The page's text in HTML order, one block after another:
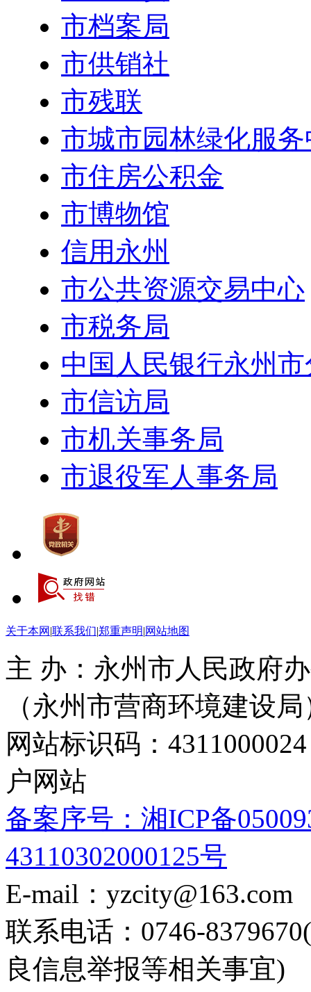
市档案局
市供销社
市残联
市城市园林绿化服
市住房公积金
市博物馆
信用永州
市公共资源交易中心
市税务局
中国人民银行永州
市信访局
市机关事务局
市退役军人事务局
关于本网 |联系我们|郑重声明|网站地图
主 办：永州市人民政府
（永州市营商环境建设局
网站标识码：
户网站
备案序号：湘ICP备
43110302000125号
E-mail：yzcity@163.com
联系电话：0746-
良信息举报等相关事宜)